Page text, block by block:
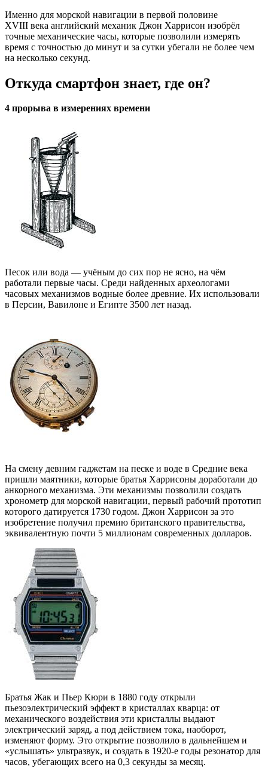
Именно для морской навигации в первой половине
XVIII века английский механик Джон Харрисон изобрёл
точные механические часы, которые позволили измерять
время с точностью до минут и за сутки убегали не более чем
на несколько секунд.
Откуда смартфон знает, где он?
4 прорыва в измерениях времени
Песок или вода — учёным до сих пор не ясно, на чём
работали первые часы. Среди найденных археологами
часовых механизмов водные более древние. Их использовали
в Персии, Вавилоне и Египте 3500 лет назад.
На смену девним гаджетам на песке и воде в Средние века
пришли маятники, которые братья Харрисоны доработали до
анкорного механизма. Эти механизмы позволили создать
хронометр для морской навигации, первый рабочий прототип
которого датируется 1730 годом. Джон Харрисон за это
изобретение получил премию британского правительства,
эквивалентную почти 5 миллионам современных долларов.
Братья Жак и Пьер Кюри в 1880 году открыли
пьезоэлектрический эффект в кристаллах кварца: от
механического воздействия эти кристаллы выдают
электрический заряд, а под действием тока, наоборот,
изменяют форму. Это открытие позволило в дальнейшем и
«услышать» ультразвук, и создать в 1920-е годы резонатор для
часов, убегающих всего на 0,3 секунды за месяц.